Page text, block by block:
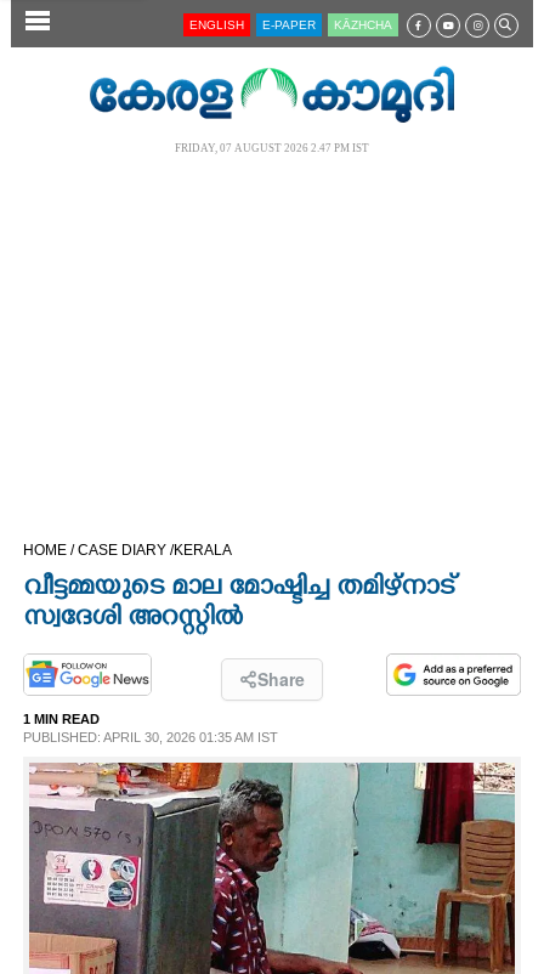
SECTIONS
LIFESTYLE
SPIRITUAL
INFO+
ENGLISH E-PAPER KĀZHCHA
FRIDAY, 07 AUGUST 2026 2.47 PM IST
HOME /CASE DIARY /KERALA
വീട്ടമ്മയുടെ മാല മോഷ്ടിച്ച തമിഴ്നാട്
സ്വദേശി അറസ്റ്റിൽ
Share
1 MIN READ
PUBLISHED: APRIL 30, 2026 01:35 AM IST